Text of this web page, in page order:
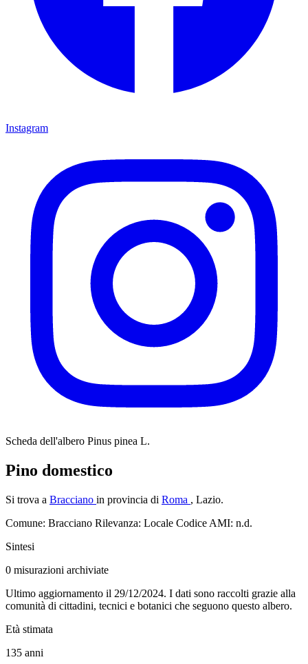
Instagram
Scheda dell'albero Pinus pinea L.
Pino domestico
Si trova a Bracciano in provincia di Roma , Lazio.
Comune: Bracciano Rilevanza: Locale Codice AMI: n.d.
Sintesi
0 misurazioni archiviate
Ultimo aggiornamento il 29/12/2024. I dati sono raccolti grazie alla
comunità di cittadini, tecnici e botanici che seguono questo albero.
Età stimata
135 anni